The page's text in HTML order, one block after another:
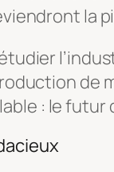
la
de
: le futur